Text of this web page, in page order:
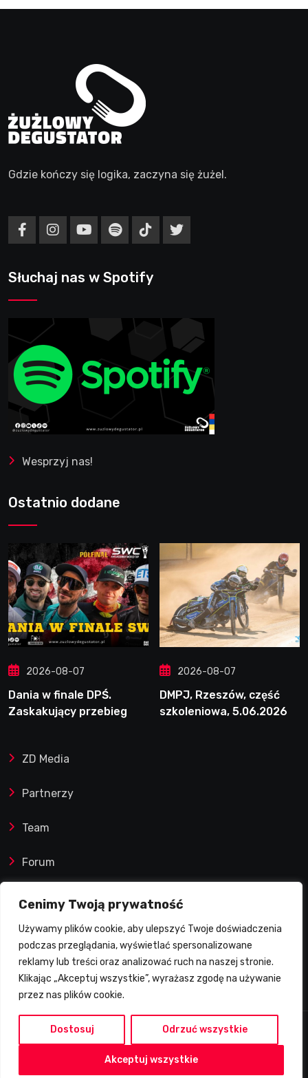
Cenimy Twoją prywatność
Używamy plików cookie, aby ulepszyć Twoje doświadczenia
podczas przeglądania, wyświetlać spersonalizowane
reklamy lub treści oraz analizować ruch na naszej stronie.
Klikając „Akceptuj wszystkie”, wyrażasz zgodę na używanie
przez nas plików cookie.
Dostosuj Odrzuć wszystkie
Akceptuj wszystkie
Gdzie kończy się logika, zaczyna się żużel.
Słuchaj nas w Spotify
Wesprzyj nas!
Ostatnio dodane
2026-08-07
Dania w finale DPŚ.
Zaskakujący przebieg
2026-08-07
DMPJ, Rzeszów, część
szkoleniowa, 5.06.2026
ZD Media
Partnerzy
Team
Forum
Reklamy i współprace
Prawa autorskie
Polityka Prywatności